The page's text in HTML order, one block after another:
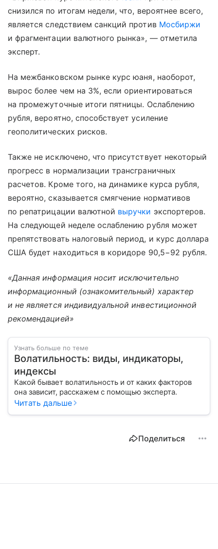
снизился по итогам недели, что, вероятнее всего,
является следствием санкций против Мосбиржи
и фрагментации валютного рынка», — отметила
эксперт.
На межбанковском рынке курс юаня, наоборот,
вырос более чем на 3%, если ориентироваться
на промежуточные итоги пятницы. Ослаблению
рубля, вероятно, способствует усиление
геополитических рисков.
Также не исключено, что присутствует некоторый
прогресс в нормализации трансграничных
расчетов. Кроме того, на динамике курса рубля,
вероятно, сказывается смягчение нормативов
по репатрицации валютной выручки экспортеров.
На следующей неделе ослаблению рубля может
препятствовать налоговый период, и курс доллара
США будет находиться в коридоре 90,5−92 рубля.
«Данная информация носит исключительно
информационный (ознакомительный) характер
и не является индивидуальной инвестиционной
рекомендацией»
Узнать больше по теме
Волатильность: виды, индикаторы,
индексы
Какой бывает волатильность и от каких факторов
она зависит, расскажем с помощью эксперта.
Читать дальше
Поделиться